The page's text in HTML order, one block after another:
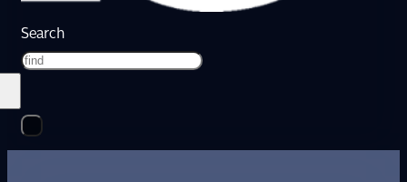
Search